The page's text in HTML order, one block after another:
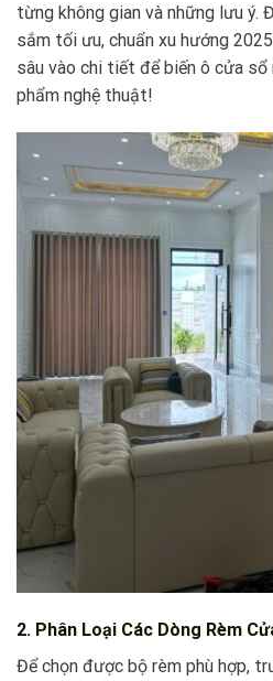
từng không gian và những lưu ý.
sắm tối ưu, chuẩn xu hướng
sâu vào chi tiết để biến ô cửa
phẩm nghệ thuật!
2. Phân Loại Các Dòng Rèm
Để chọn được bộ rèm phù hợp,